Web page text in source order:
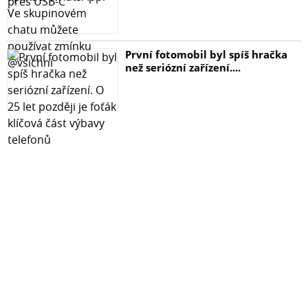
ostré, a nepoškodí tak chráněný displej.
Nesnižuje dotykové vlastnosti displeje ani jeho čitelnost,
ovládání je přesné a příjemné.
Ochranné sklo Swissten je ideální volbou pro všechny
majitele Xiaomi Redmi 8. Ovládání telefonu přes
dotykové sklo je nejen přesné, ale i velice příjemné! Navíc
je aplikace skla snadnější než u běžných tenkých
ochranných fólií.
První fotomobil byl spíš hračka
než seriózní zařízení....